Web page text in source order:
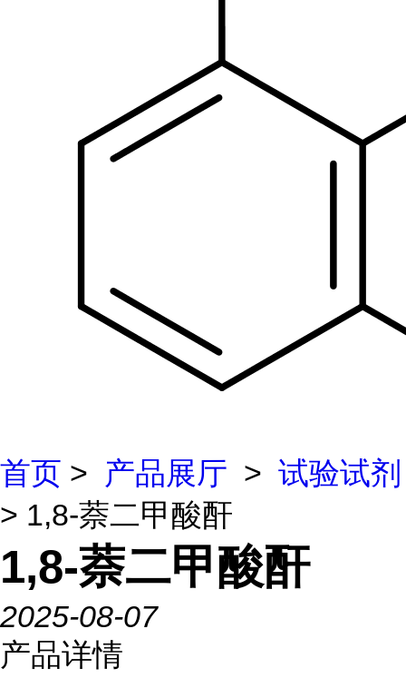
首页 > 产品展厅 > 试验试剂
> 1,8-萘二甲酸酐
1,8-萘二甲酸酐
2025-08-07
产品详情